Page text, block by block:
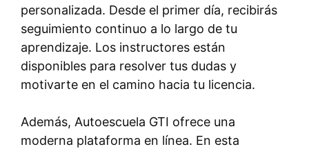
personalizada. Desde el primer día, recibirás
seguimiento continuo a lo largo de tu
aprendizaje. Los instructores están
disponibles para resolver tus dudas y
motivarte en el camino hacia tu licencia.
Además, Autoescuela GTI ofrece una
moderna plataforma en línea. En esta